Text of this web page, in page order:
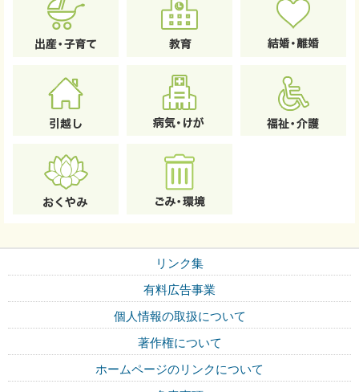
リンク集
有料広告事業
個人情報の取扱について
著作権について
ホームページのリンクについて